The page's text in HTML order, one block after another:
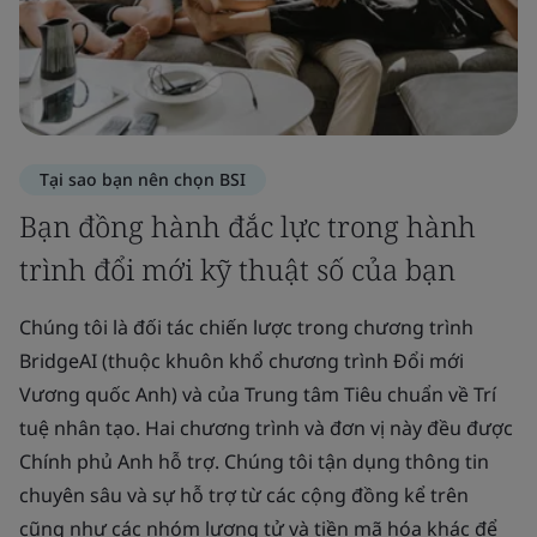
Tại sao bạn nên chọn BSI
Bạn đồng hành đắc lực trong hành
trình đổi mới kỹ thuật số của bạn
Chúng tôi là đối tác chiến lược trong chương trình
BridgeAI (thuộc khuôn khổ chương trình Đổi mới
Vương quốc Anh) và của Trung tâm Tiêu chuẩn về Trí
tuệ nhân tạo. Hai chương trình và đơn vị này đều được
Chính phủ Anh hỗ trợ. Chúng tôi tận dụng thông tin
chuyên sâu và sự hỗ trợ từ các cộng đồng kể trên
cũng như các nhóm lượng tử và tiền mã hóa khác để